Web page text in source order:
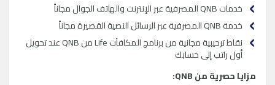
خدمات QNB المصرفية عبر الإنترنت والهاتف الجوال مجاناً
خدمة QNB المصرفية عبر الرسائل النصية القصيرة مجاناً
نقاط ترحيبية مجانية من برنامج المكافآت Life من QNB عند تحويل
أول راتب إلى حسابك
مزايا حصرية من QNB: